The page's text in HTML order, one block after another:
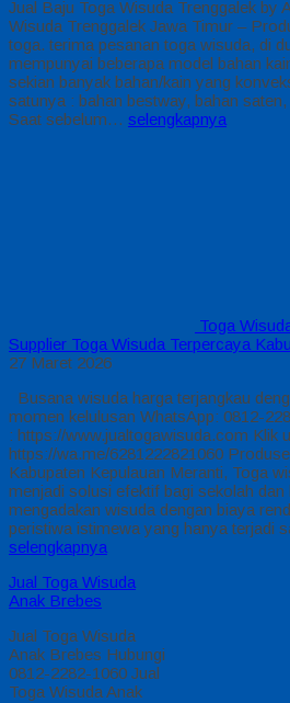
Jual Baju Toga Wisuda Trenggalek by
Wisuda Trenggalek Jawa Timur –
toga. terima pesanan toga wisuda, di
mempunyai beberapa model bahan
sekian banyak bahan/kain yang
satunya : bahan bestway, bahan
Saat sebelum… selengkapnya
Toga
Supplier Toga Wisuda Terpercaya
27 Maret 2026
Busana wisuda harga terjangkau
momen kelulusan WhatsApp: 0812-
: https://www.jualtogawisuda.com Klik
https://wa.me/6281222821060
Kabupaten Kepulauan Meranti, Toga
menjadi solusi efektif bagi sekolah dan
mengadakan wisuda dengan biaya
peristiwa istimewa yang hanya terjadi
selengkapnya
Jual Toga Wisuda
Anak Brebes
Jual Toga Wisuda
Anak Brebes Hubungi
0812-2282-1060 Jual
Toga Wisuda Anak